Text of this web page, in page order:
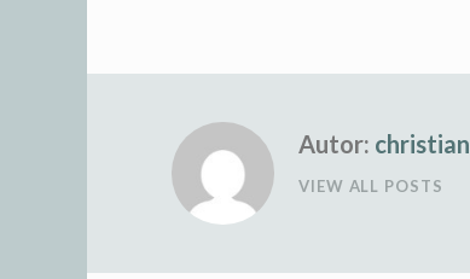
Autor: christian
VIEW ALL POSTS